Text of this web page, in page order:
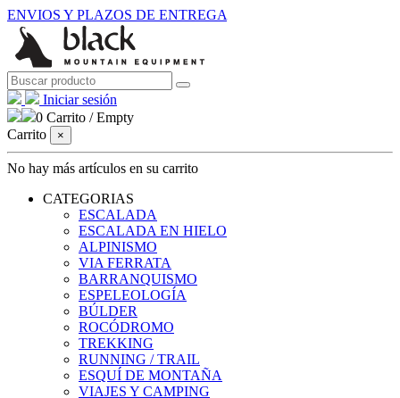
ENVIOS Y PLAZOS DE ENTREGA
Iniciar sesión
0 Carrito /Empty
Carrito
×
No hay más artículos en su carrito
CATEGORIAS
ESCALADA
ESCALADA EN HIELO
ALPINISMO
VIA FERRATA
BARRANQUISMO
ESPELEOLOGÍA
BÚLDER
ROCÓDROMO
TREKKING
RUNNING / TRAIL
ESQUÍ DE MONTAÑA
VIAJES Y CAMPING